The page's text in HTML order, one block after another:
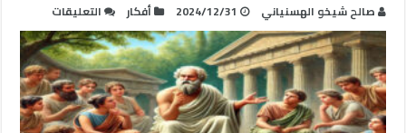
صالح شيخو الهسنياني 2024/12/31 أفكار التعليقات
الحوار
السقراطي
التعليمي
مغلقة